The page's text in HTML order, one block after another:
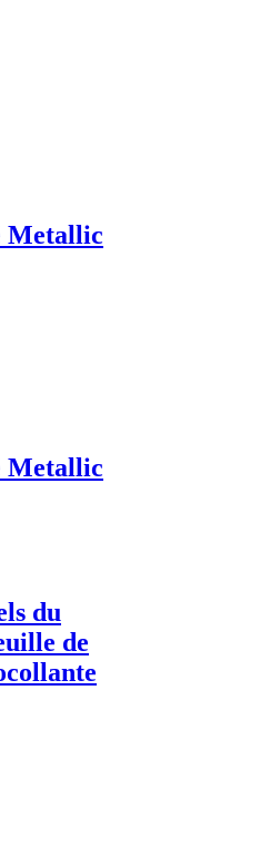
Metallic
Metallic
du
de